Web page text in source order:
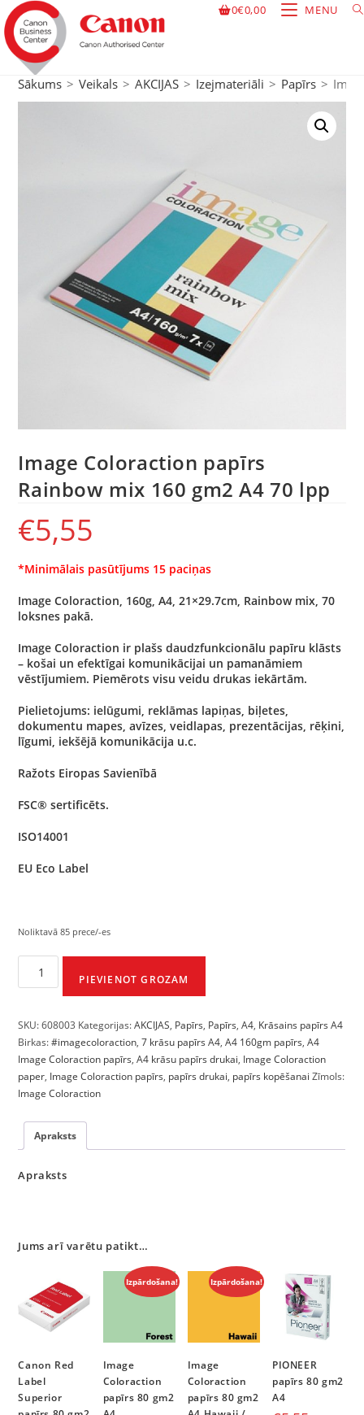
0€0,00 MENU
Sākums > Veikals > AKCIJAS > Izejmateriāli > Papīrs >
Image Coloraction papīrs
Rainbow mix 160 gm2 A4 70 lpp
€5,55
*Minimālais pasūtījums 15 paciņas
Image Coloraction, 160g, A4, 21×29.7cm, Rainbow mix, 70
loksnes pakā.
Image Coloraction ir plašs daudzfunkcionālu papīru klāsts
– košai un efektīgai komunikācijai un pamanāmiem
vēstījumiem. Piemērots visu veidu drukas iekārtām.
Pielietojums: ielūgumi, reklāmas lapiņas, biļetes,
dokumentu mapes, avīzes, veidlapas, prezentācijas, rēķini,
līgumi, iekšējā komunikācija u.c.
Ražots Eiropas Savienībā
FSC® sertificēts.
ISO14001
EU Eco Label
Noliktavā 85 prece/-es
PIEVIENOT GROZAM
SKU:608003 Kategorijas:AKCIJAS, Papīrs, Papīrs,A4, Krāsains papīrs A4
Birkas:#imagecoloraction,7 krāsu papīrs A4,A4 160gm papīrs,A4
Image Coloraction papīrs,A4 krāsu papīrs drukai, Image Coloraction
paper, Image Coloraction papīrs, papīrs drukai, papīrs kopēšanai Zīmols:
Image Coloraction
Apraksts
Apraksts
Jums arī varētu patikt…
Canon Red
Label
Superior
Izpārdošana!
Image
Coloraction
papīrs 80 gm2
Izpārdošana!
Image
Coloraction
papīrs 80 gm2
PIONEER
papīrs 80 gm2
A4